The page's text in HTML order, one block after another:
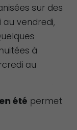
sur des
au vendredi,
à
au
en été permet